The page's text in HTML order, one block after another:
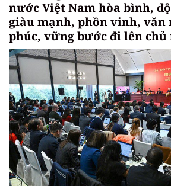
nước Việt Nam hòa bình,
giàu mạnh, phồn vinh, văn
phúc, vững bước đi lên